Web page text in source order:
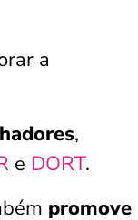
a
,
e DORT.
promove